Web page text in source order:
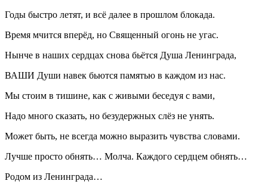
Годы быстро летят, и всё далее в прошлом блокада.
Время мчится вперёд, но Священный огонь не угас.
Нынче в наших сердцах снова бьётся Душа Ленинграда,
ВАШИ Души навек бьются памятью в каждом из нас.
Мы стоим в тишине, как с живыми беседуя с вами,
Надо много сказать, но безудержных слёз не унять.
Может быть, не всегда можно выразить чувства словами.
Лучше просто обнять… Молча. Каждого сердцем обнять…
Родом из Ленинграда…